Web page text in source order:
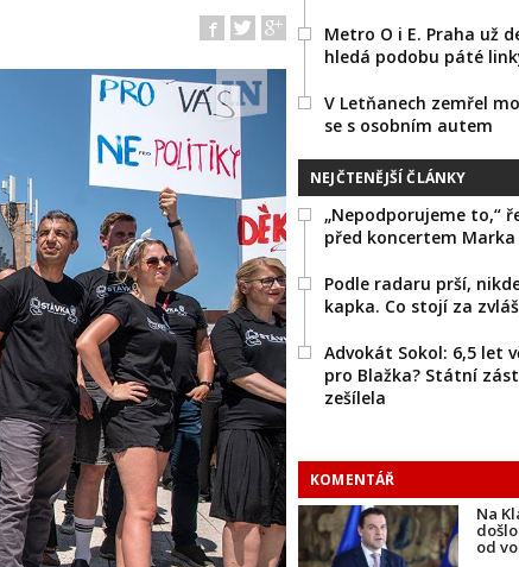
Metro O i E. Praha už
hledá podobu páté
V Letňanech zemřel
se s osobním autem
NEJČTENĚJŠÍ ČLÁNKY
„Nepodporujeme to,“
před koncertem
Podle radaru prší,
kapka. Co stojí za
Advokát Sokol: 6,5 let
pro Blažka? Státní
zešílela
KOMENTÁŘ
Na
od